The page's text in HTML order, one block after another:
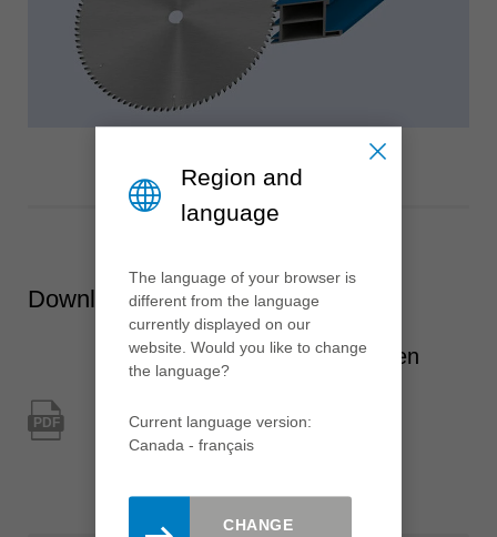
Downloads
PDF
Fenêtres et portes d'entrée en
synthétiques
Catégorie: Catalogue branche
Region and
language
The language of your browser is
different from the language
currently displayed on our
website. Would you like to change
the language?
Current language version:
Canada - français
CHANGE